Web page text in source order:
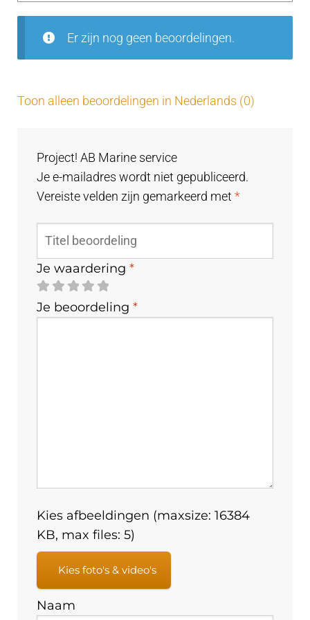
uit
Er zijn nog geen beoordelingen.
Toon alleen beoordelingen in Nederlands (0)
Project! AB Marine service
Je e-mailadres wordt niet gepubliceerd.
Vereiste velden zijn gemarkeerd met*
Je waardering*
Je beoordeling*
Kies afbeeldingen (maxsize: 16384
KB, max files: 5)
Kies foto's & video's
Naam